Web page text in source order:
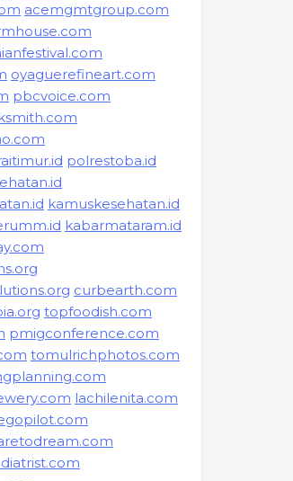
acemgmtgroup.com
oyaguerefineart.com
pbcvoice.com
polrestoba.id
kamuskesehatan.id
kabarmataram.id
curbearth.com
topfoodish.com
pmigconference.com
tomulrichphotos.com
lachilenita.com